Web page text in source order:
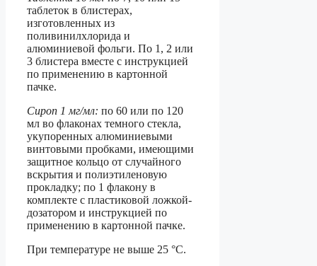
таблеток в блистерах,
изготовленных из
поливинилхлорида и
алюминиевой фольги. По 1, 2 или
3 блистера вместе с инструкцией
по применению в картонной
пачке.
Сироп 1 мг/мл: по 60 или по 120
мл во флаконах темного стекла,
укупоренных алюминиевыми
винтовыми пробками, имеющими
защитное кольцо от случайного
вскрытия и полиэтиленовую
прокладку; по 1 флакону в
комплекте с пластиковой ложкой-
дозатором и инструкцией по
применению в картонной пачке.
При температуре не выше 25 °С.